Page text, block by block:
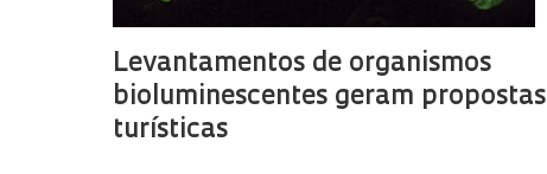
Levantamentos de organismos
bioluminescentes geram propostas
turísticas